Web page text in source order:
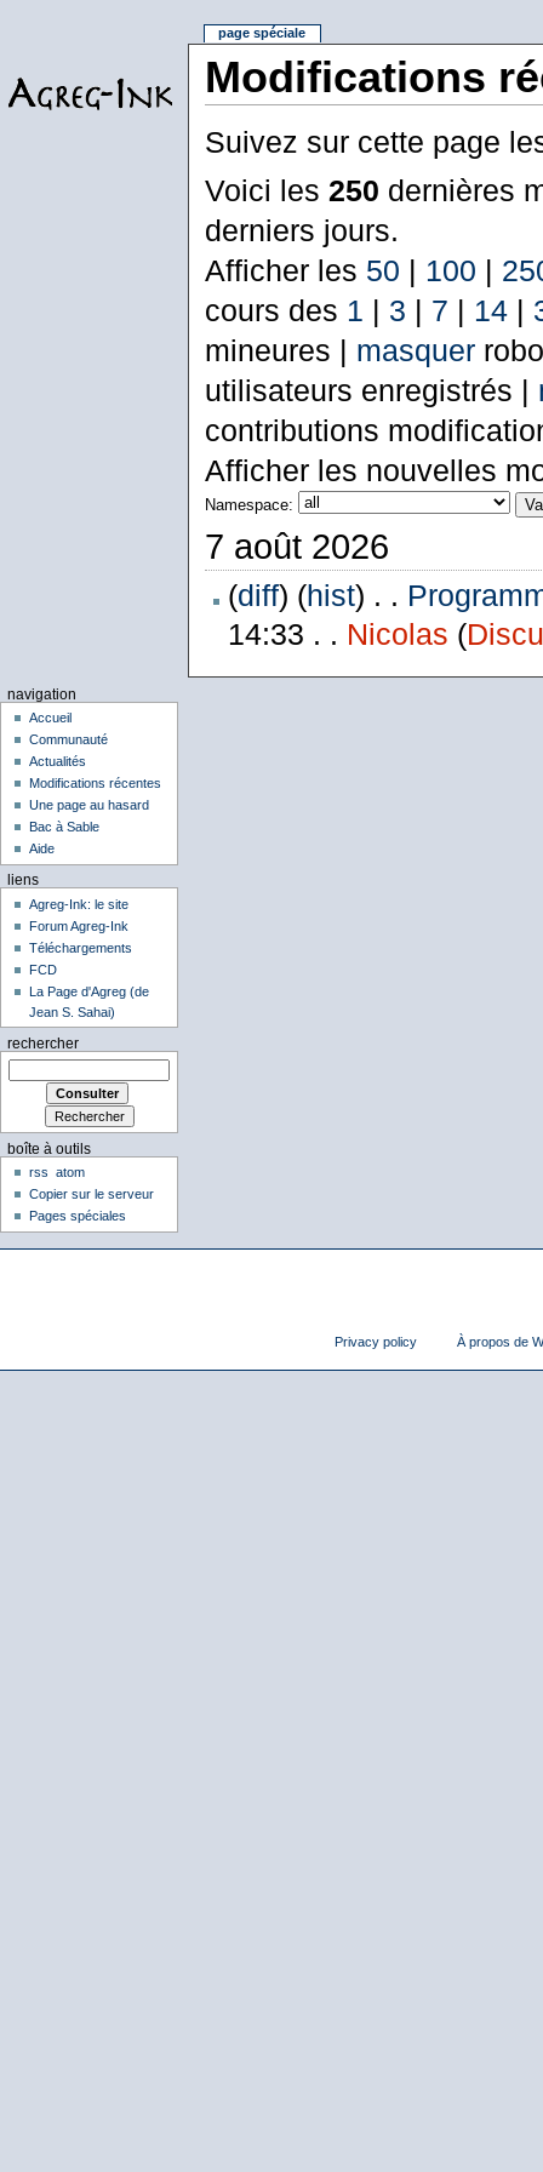
Modifications
Suivez sur cette page
Voici les 250 dernières
derniers jours.
Afficher les 50 | 100 |
cours des 1 | 3 | 7 | 14|
mineures | masquer
utilisateurs enregistrés |
contributions
Afficher les nouvelles
Namespace:
7 août 2026
(diff) (hist) . .
14:33 . . Nicolas (
page spéciale
navigation
Accueil
Communauté
Actualités
Modifications récentes
Une page au hasard
Bac à Sable
Aide
liens
Agreg-Ink: le site
Forum Agreg-Ink
Téléchargements
FCD
La Page d'Agreg (de
Jean S. Sahai)
rechercher
boîte à outils
rss
atom
Copier sur le serveur
Pages spéciales
Privacy policy À propos de